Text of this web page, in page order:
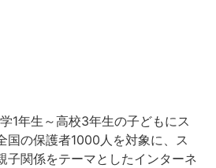
1年生～高校3年生の子どもにス
国の保護者1000人を対象に、ス
子関係をテーマとしたインターネ